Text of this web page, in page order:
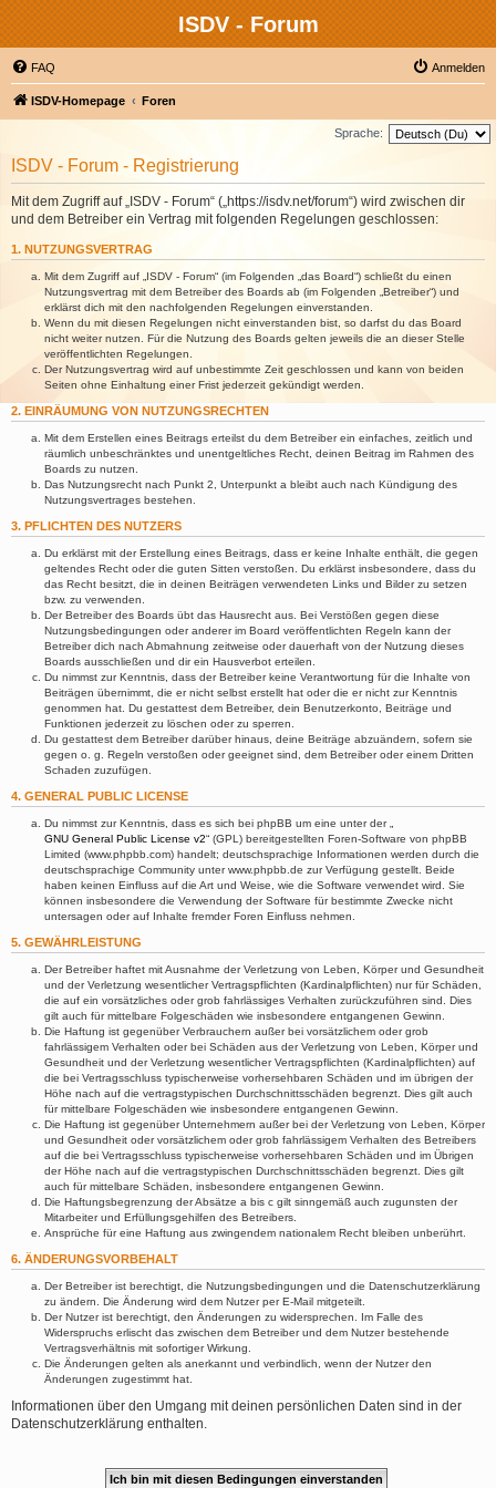
ISDV - Forum
FAQ Anmelden
ISDV-Homepage Foren
Sprache:
ISDV - Forum - Registrierung
Mit dem Zugriff auf „ISDV - Forum“ („https://isdv.net/forum“) wird zwischen dir
und dem Betreiber ein Vertrag mit folgenden Regelungen geschlossen:
1. NUTZUNGSVERTRAG
Mit dem Zugriff auf „ISDV - Forum“ (im Folgenden „das Board“) schließt du einen
Nutzungsvertrag mit dem Betreiber des Boards ab (im Folgenden „Betreiber“) und
erklärst dich mit den nachfolgenden Regelungen einverstanden.
Wenn du mit diesen Regelungen nicht einverstanden bist, so darfst du das Board
nicht weiter nutzen. Für die Nutzung des Boards gelten jeweils die an dieser Stelle
veröffentlichten Regelungen.
Der Nutzungsvertrag wird auf unbestimmte Zeit geschlossen und kann von beiden
Seiten ohne Einhaltung einer Frist jederzeit gekündigt werden.
2. EINRÄUMUNG VON NUTZUNGSRECHTEN
Mit dem Erstellen eines Beitrags erteilst du dem Betreiber ein einfaches, zeitlich und
räumlich unbeschränktes und unentgeltliches Recht, deinen Beitrag im Rahmen des
Boards zu nutzen.
Das Nutzungsrecht nach Punkt 2, Unterpunkt a bleibt auch nach Kündigung des
Nutzungsvertrages bestehen.
3. PFLICHTEN DES NUTZERS
Du erklärst mit der Erstellung eines Beitrags, dass er keine Inhalte enthält, die gegen
geltendes Recht oder die guten Sitten verstoßen. Du erklärst insbesondere, dass du
das Recht besitzt, die in deinen Beiträgen verwendeten Links und Bilder zu setzen
bzw. zu verwenden.
Der Betreiber des Boards übt das Hausrecht aus. Bei Verstößen gegen diese
Nutzungsbedingungen oder anderer im Board veröffentlichten Regeln kann der
Betreiber dich nach Abmahnung zeitweise oder dauerhaft von der Nutzung dieses
Boards ausschließen und dir ein Hausverbot erteilen.
Du nimmst zur Kenntnis, dass der Betreiber keine Verantwortung für die Inhalte von
Beiträgen übernimmt, die er nicht selbst erstellt hat oder die er nicht zur Kenntnis
genommen hat. Du gestattest dem Betreiber, dein Benutzerkonto, Beiträge und
Funktionen jederzeit zu löschen oder zu sperren.
Du gestattest dem Betreiber darüber hinaus, deine Beiträge abzuändern, sofern sie
gegen o. g. Regeln verstoßen oder geeignet sind, dem Betreiber oder einem Dritten
Schaden zuzufügen.
4. GENERAL PUBLIC LICENSE
Du nimmst zur Kenntnis, dass es sich bei phpBB um eine unter der „
GNU General Public License v2“ (GPL) bereitgestellten Foren-Software von phpBB
Limited (www.phpbb.com) handelt; deutschsprachige Informationen werden durch die
deutschsprachige Community unter www.phpbb.de zur Verfügung gestellt. Beide
haben keinen Einfluss auf die Art und Weise, wie die Software verwendet wird. Sie
können insbesondere die Verwendung der Software für bestimmte Zwecke nicht
untersagen oder auf Inhalte fremder Foren Einfluss nehmen.
5. GEWÄHRLEISTUNG
Der Betreiber haftet mit Ausnahme der Verletzung von Leben, Körper und Gesundheit
und der Verletzung wesentlicher Vertragspflichten (Kardinalpflichten) nur für Schäden,
die auf ein vorsätzliches oder grob fahrlässiges Verhalten zurückzuführen sind. Dies
gilt auch für mittelbare Folgeschäden wie insbesondere entgangenen Gewinn.
Die Haftung ist gegenüber Verbrauchern außer bei vorsätzlichem oder grob
fahrlässigem Verhalten oder bei Schäden aus der Verletzung von Leben, Körper und
Gesundheit und der Verletzung wesentlicher Vertragspflichten (Kardinalpflichten) auf
die bei Vertragsschluss typischerweise vorhersehbaren Schäden und im übrigen der
Höhe nach auf die vertragstypischen Durchschnittsschäden begrenzt. Dies gilt auch
für mittelbare Folgeschäden wie insbesondere entgangenen Gewinn.
Die Haftung ist gegenüber Unternehmern außer bei der Verletzung von Leben, Körper
und Gesundheit oder vorsätzlichem oder grob fahrlässigem Verhalten des Betreibers
auf die bei Vertragsschluss typischerweise vorhersehbaren Schäden und im Übrigen
der Höhe nach auf die vertragstypischen Durchschnittsschäden begrenzt. Dies gilt
auch für mittelbare Schäden, insbesondere entgangenen Gewinn.
Die Haftungsbegrenzung der Absätze a bis c gilt sinngemäß auch zugunsten der
Mitarbeiter und Erfüllungsgehilfen des Betreibers.
Ansprüche für eine Haftung aus zwingendem nationalem Recht bleiben unberührt.
6. ÄNDERUNGSVORBEHALT
Der Betreiber ist berechtigt, die Nutzungsbedingungen und die Datenschutzerklärung
zu ändern. Die Änderung wird dem Nutzer per E-Mail mitgeteilt.
Der Nutzer ist berechtigt, den Änderungen zu widersprechen. Im Falle des
Widerspruchs erlischt das zwischen dem Betreiber und dem Nutzer bestehende
Vertragsverhältnis mit sofortiger Wirkung.
Die Änderungen gelten als anerkannt und verbindlich, wenn der Nutzer den
Änderungen zugestimmt hat.
Informationen über den Umgang mit deinen persönlichen Daten sind in der
Datenschutzerklärung enthalten.